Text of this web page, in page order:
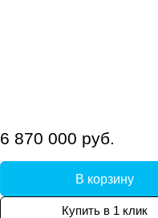
6 870 000 руб.
В корзину
Купить в 1 клик